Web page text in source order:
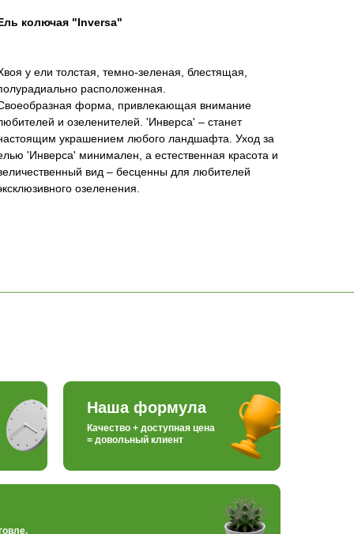
колючая "Inversa"
у ели толстая, темно-зеленая, блестящая,
расположенная.
форма, привлекающая внимание
и озеленителей. 'Инверса' – станет
украшением любого ландшафта. Уход за
'Инверса' минимален, а естественная красота и
вид – бесценны для любителей
озеленения.
Наша формула
Качество + доступная цена
= довольный клиент